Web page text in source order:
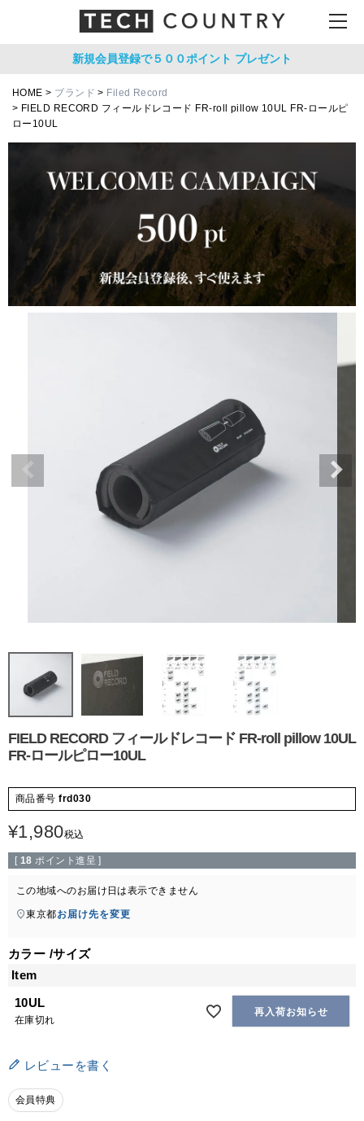
新規会員登録で５００ポイント プレゼント
HOME ブランド
Filed Record
FIELD RECORD フィールドレコード FR-roll pillow 10UL FR-ロールピ
ロー10UL
FIELD RECORD フィールドレコード FR-roll pillow 10UL
FR-ロールピロー10UL
商品番号 frd030
¥1,980税込
[ 18 ポイント進呈 ]
この地域へのお届け日は表示できません
東京都お届け先を変更
カラー サイズ
Item
10UL
在庫切れ
再入荷お知らせ
レビューを書く
会員特典